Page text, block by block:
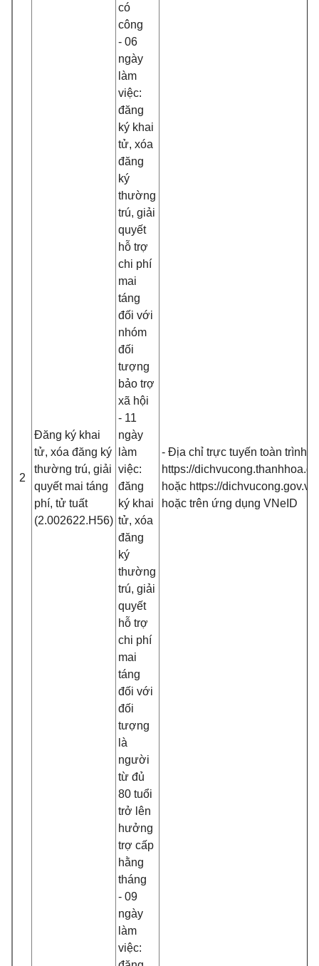
2
Đăng ký khai
tử, xóa đăng ký
thường trú, giải
quyết mai táng
phí, tử tuất
(2.002622.H56)
có
công
- 06
ngày
làm
việc:
đăng
ký khai
tử, xóa
đăng
ký
thường
trú, giải
quyết
hỗ trợ
chi phí
mai
táng
đối với
nhóm
đối
tượng
bảo trợ
xã hội
- 11
ngày
làm
việc:
đăng
ký khai
tử, xóa
đăng
ký
thường
trú, giải
quyết
hỗ trợ
chi phí
mai
táng
đối với
đối
tượng
là
người
từ đủ
80 tuổi
trở lên
hưởng
trợ cấp
hằng
tháng
- 09
ngày
làm
việc:
- Địa chỉ trực tuyến toàn trình:
https://
hoặc https://dichvucong.gov.vn
hoặc trên ứng dụng VNeID